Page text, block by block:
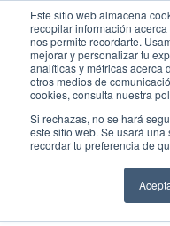
Este sitio web almacena
recopilar información
nos permite recordarte.
mejorar y personalizar tu
analíticas y métricas acerca
otros medios de
cookies, consulta nuestra
Si rechazas, no se hará
este sitio web. Se usará
recordar tu preferencia de
contenido
Fundación
Debate,
Por qué conocer las